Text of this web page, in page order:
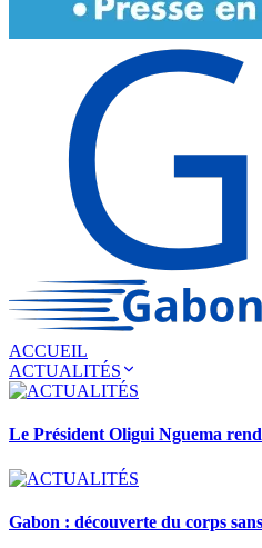
ACCUEIL
ACTUALITÉS
Le Président Oligui Nguema
Gabon : découverte du corps